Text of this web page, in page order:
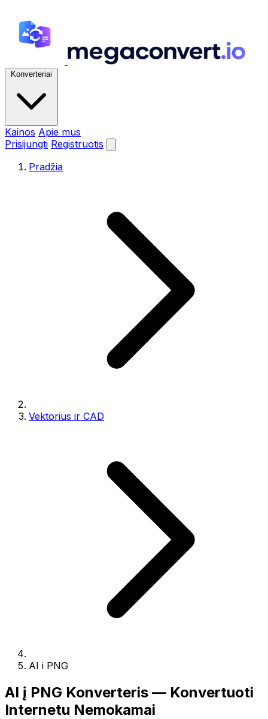
Konverteriai
Kainos Apie mus
Prisijungti Registruotis
Pradžia
Vektorius ir CAD
AI i PNG
AI į PNG Konverteris — Konvertuoti
Internetu Nemokamai